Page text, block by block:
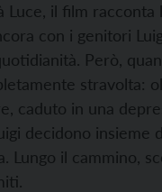
il film racconta
con i genitori
Però,
stravolta:
caduto in una
decidono insieme
Lungo il cammino,